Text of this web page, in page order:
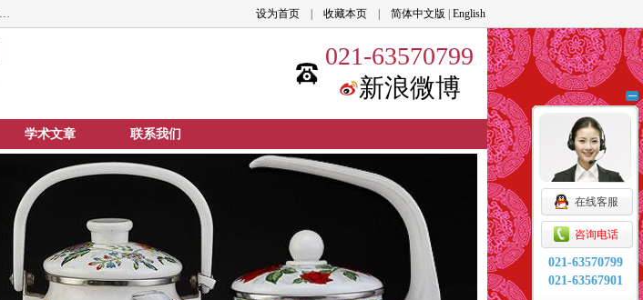
搪瓷精品收藏设为首页| 收藏本页| 简体中文版 English
021-63570799
新浪微博
学术文章 联系我们
在线客服
咨询电话
021-63570799
021-63567901